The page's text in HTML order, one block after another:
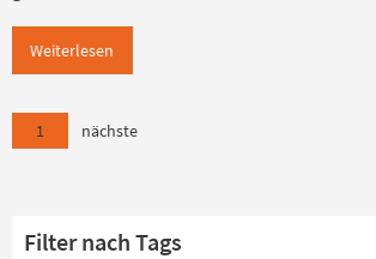
Weiterlesen
1 nächste
Filter nach Tags